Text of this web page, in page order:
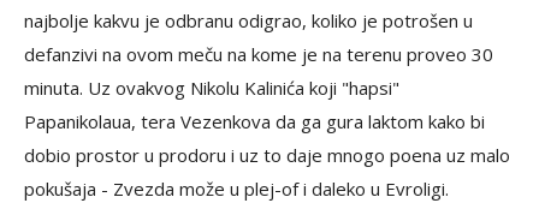
najbolje kakvu je odbranu odigrao, koliko je potrošen u
defanzivi na ovom meču na kome je na terenu proveo 30
minuta. Uz ovakvog Nikolu Kalinića koji "hapsi"
Papanikolaua, tera Vezenkova da ga gura laktom kako bi
dobio prostor u prodoru i uz to daje mnogo poena uz malo
pokušaja - Zvezda može u plej-of i daleko u Evroligi.